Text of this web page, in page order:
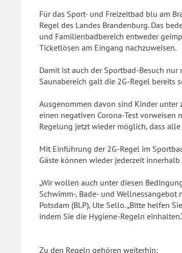
Für das Sport- und Freizeitbad blu am
Regel des Landes Brandenburg. Das
und Familienbadbereich entweder
Ticketlösen am Eingang nachzuweisen.
Damit ist auch der Sportbad-Besuch
Saunabereich galt die 2G-Regel bereits
Ausgenommen davon sind Kinder unter
einen negativen Corona-Test vorweisen
Regelung jetzt wieder möglich, dass
Mit Einführung der 2G-Regel im
Gäste können wieder jederzeit
„Wir wollen auch unter diesen
Schwimm-, Bade- und Wellnessangebot
Potsdam (BLP), Ute Sello. „Bitte helfen
indem Sie die Hygiene-Regeln
Zu den Regeln gehören weiterhin: